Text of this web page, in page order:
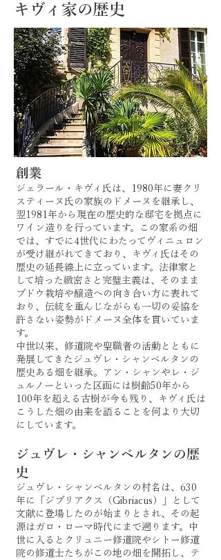
キヴィ家の歴史
創業
ジェラール・キヴィ氏は、1980年に妻クリ
スティーヌ氏の家族のドメーヌを継承し、
翌1981年から現在の歴史的な邸宅を拠点に
ワイン造りを行っています。この家系の畑
では、すでに4世代にわたってヴィニュロン
が受け継がれてきており、キヴィ氏はその
歴史の延長線上に立っています。法律家と
して培った緻密さと完璧主義は、そのまま
ブドウ栽培や醸造への向き合い方に表れて
おり、伝統を重んじながらも一切の妥協を
許さない姿勢がドメーヌ全体を貫いていま
す。
中世以来、修道院や聖職者の活動とともに
発展してきたジュヴレ・シャンベルタンの
歴史ある畑を継承。アン・シャンやレ・ジ
ュルノーといった区画には樹齢50年から
100年を超える古樹が今も残り、キヴィ氏は
こうした畑の由来を語ることを何より大切
にしています。
ジュヴレ・シャンベルタンの歴
史
ジュヴレ・シャンベルタンの村名は、630
年に「ジブリアクス（Gibriacus）」として
文献に登場したのが始まりとされ、その起
源はガロ・ローマ時代にまで遡ります。中
世に入るとクリュニー修道院やシトー修道
院の修道士たちがこの地の畑を開拓し、テ